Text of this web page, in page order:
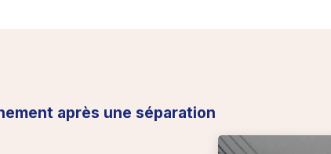
après une séparation